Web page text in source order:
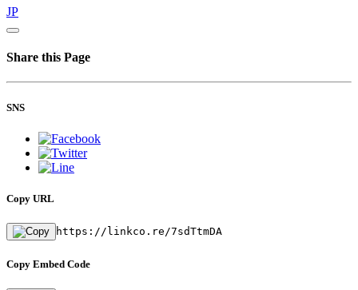
JP
Share this Page
SNS
Copy URL
https://linkco.re/7sdTtmDA
Copy Embed Code